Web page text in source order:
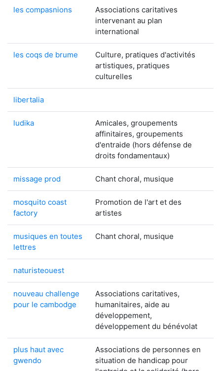
les compasnions
Associations caritatives
intervenant au plan
international
les coqs de brume
Culture, pratiques d'activités
artistiques, pratiques
culturelles
libertalia
ludika
Amicales, groupements
affinitaires, groupements
d'entraide (hors défense de
droits fondamentaux)
missage prod Chant choral, musique
mosquito coast
factory
Promotion de l'art et des
artistes
musiques en toutes
lettres
Chant choral, musique
naturisteouest
nouveau challenge
pour le cambodge
Associations caritatives,
humanitaires, aide au
développement,
développement du bénévolat
plus haut avec
gwendo
Associations de personnes en
situation de handicap pour